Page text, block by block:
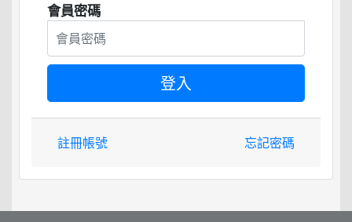
會員密碼
註冊帳號 忘記密碼